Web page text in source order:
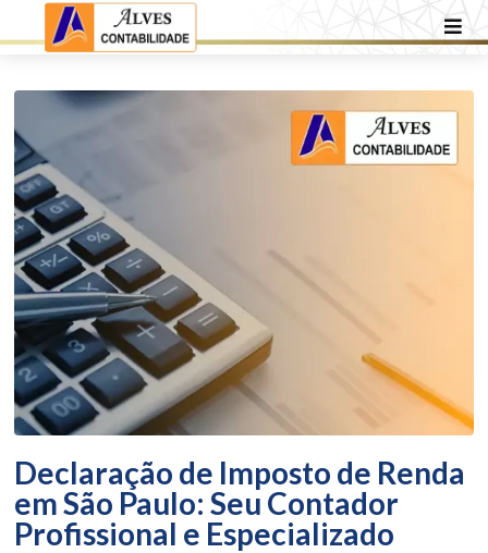
Declaração de Imposto de Renda
em São Paulo: Seu Contador
Profissional e Especializado